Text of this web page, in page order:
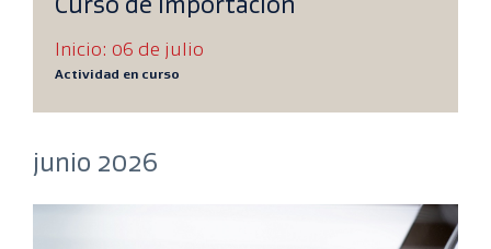
Inicio: 06 de julio
Actividad en curso
junio 2026